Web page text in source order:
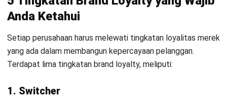
mereka merasa menjadi bagian dari komunitas merek
Anda.
Manfaatkan media sosial, email, atau aplikasi untuk
terus berkomunikasi dengan pelanggan, memberikan
pembaruan produk, atau mengadakan kampanye
Kirimkan ucapan terima kasih, hadiah kecil, atau